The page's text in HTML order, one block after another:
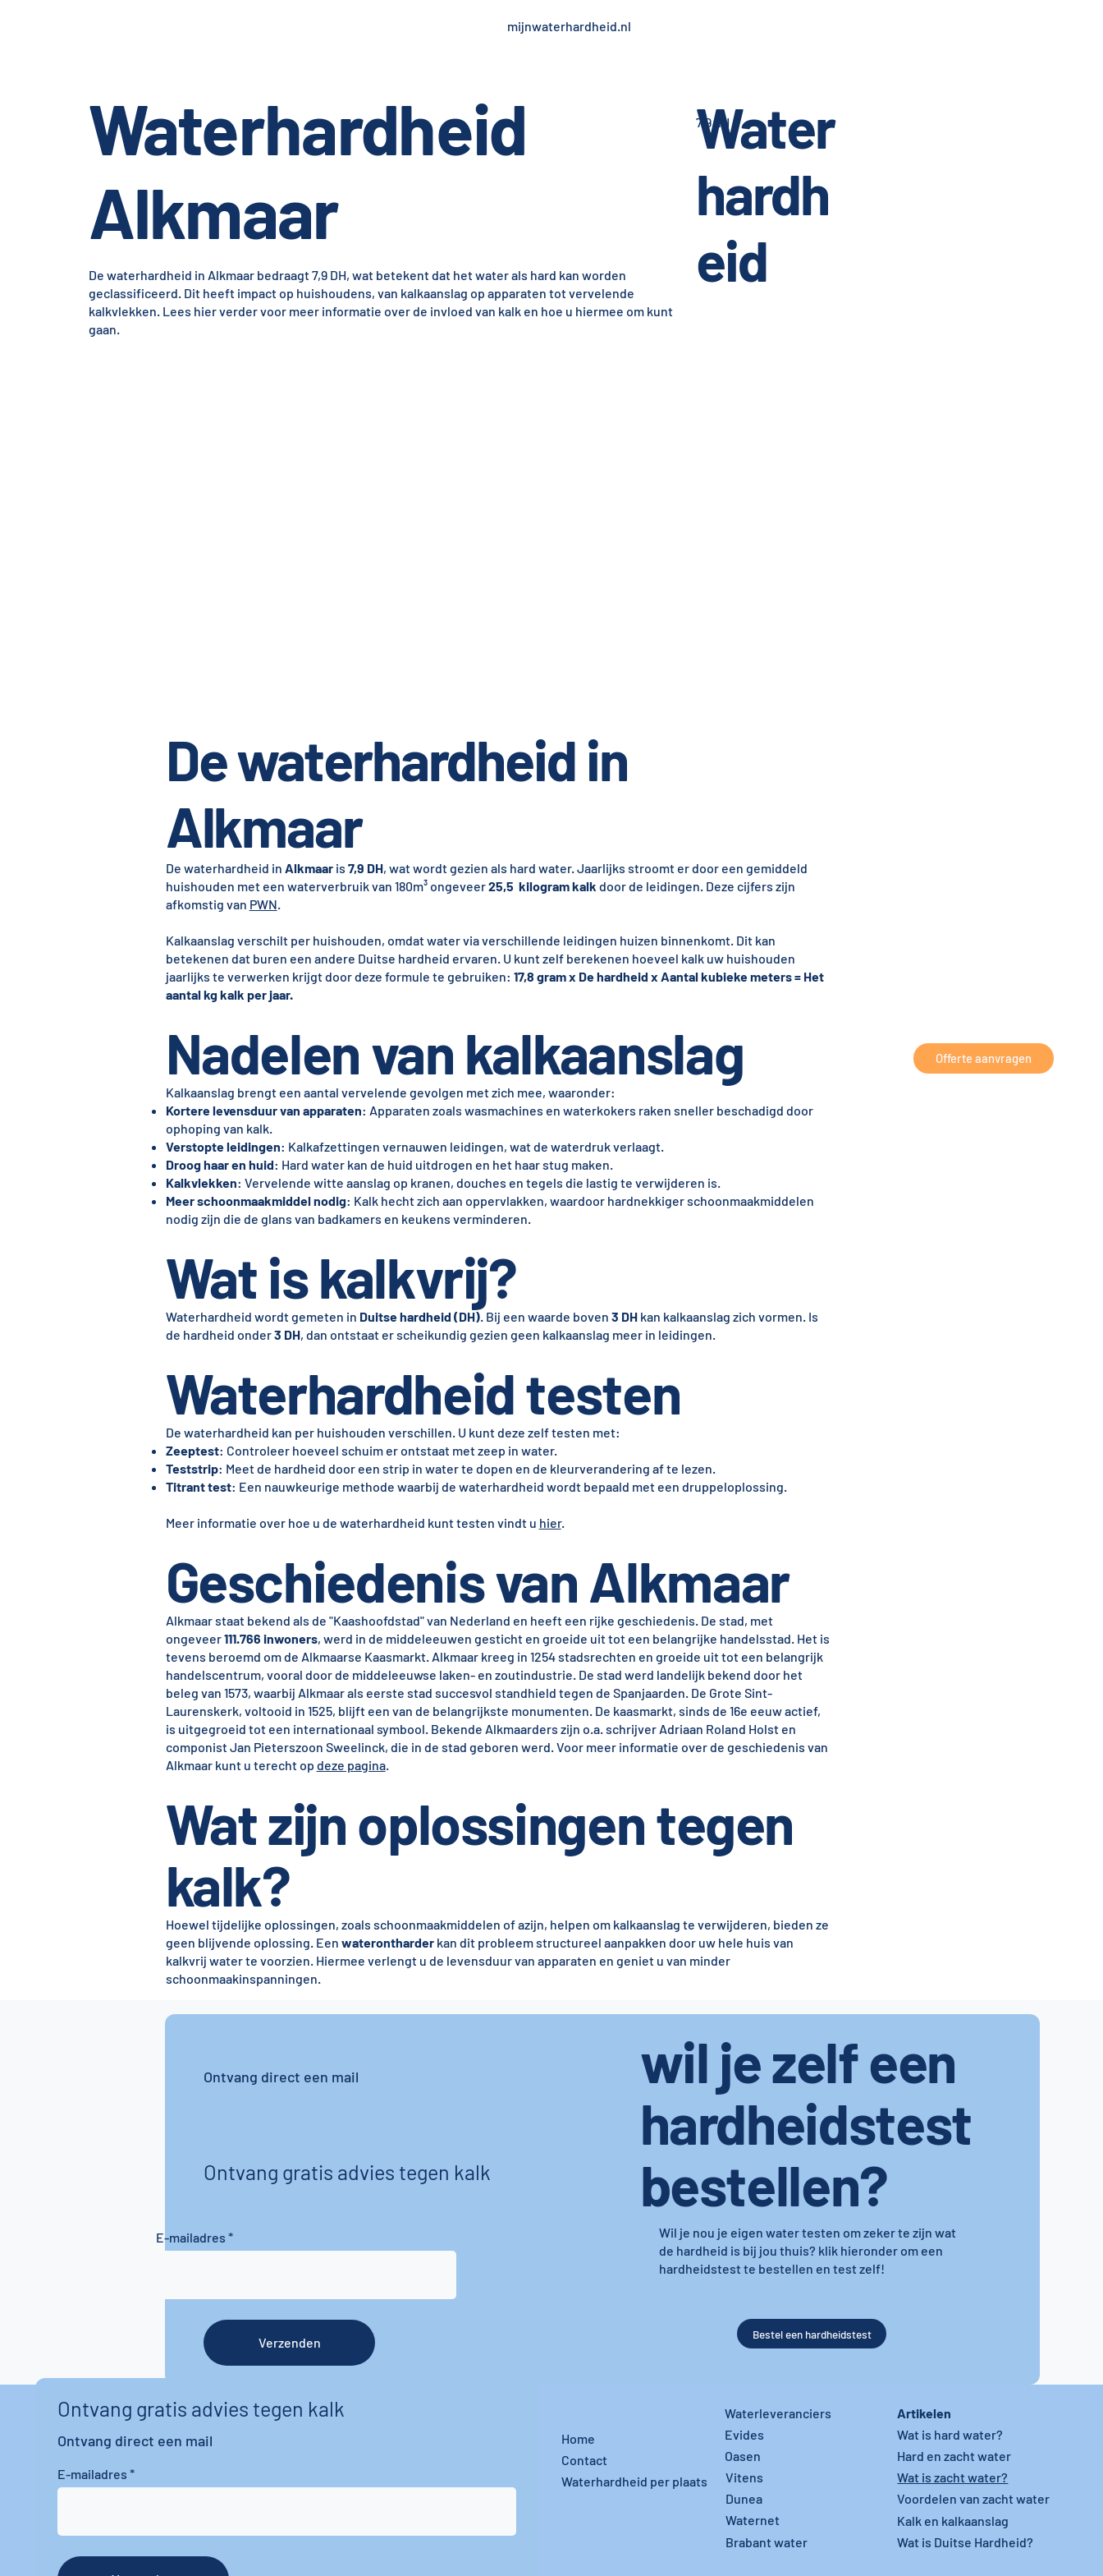
mijnwaterhardheid.nl
Waterhardheid
Alkmaar
De waterhardheid in Alkmaar bedraagt 7,9 DH, wat betekent dat het water als hard kan worden
geclassificeerd. Dit heeft impact op huishoudens, van kalkaanslag op apparaten tot vervelende
kalkvlekken. Lees hier verder voor meer informatie over de invloed van kalk en hoe u hiermee om kunt
gaan.
Water
hardh
eid
7,9 dH
De waterhardheid in
Alkmaar
De waterhardheid in Alkmaaris 7,9 DH, wat wordt gezien als hard water. Jaarlijks stroomt er door een gemiddeld
huishouden met een waterverbruik van 180m³ ongeveer25,5 kilogram kalk door de leidingen. Deze cijfers zijn
afkomstig van PWN.
Kalkaanslag verschilt per huishouden, omdat water via verschillende leidingen huizen binnenkomt. Dit kan
betekenen dat buren een andere Duitse hardheid ervaren. U kunt zelf berekenen hoeveel kalk uw huishouden
jaarlijks te verwerken krijgt door deze formule te gebruiken: 17,8 gram x De hardheid x Aantal kubieke meters = Het
aantal kg kalk per jaar.
Nadelen van kalkaanslag
Kalkaanslag brengt een aantal vervelende gevolgen met zich mee, waaronder:
Kortere levensduur van apparaten: Apparaten zoals wasmachines en waterkokers raken sneller beschadigd door
ophoping van kalk.
Verstopte leidingen: Kalkafzettingen vernauwen leidingen, wat de waterdruk verlaagt.
Droog haar en huid: Hard water kan de huid uitdrogen en het haar stug maken.
Kalkvlekken: Vervelende witte aanslag op kranen, douches en tegels die lastig te verwijderen is.
Meer schoonmaakmiddel nodig: Kalk hecht zich aan oppervlakken, waardoor hardnekkiger schoonmaakmiddelen
nodig zijn die de glans van badkamers en keukens verminderen.
Wat is kalkvrij?
Waterhardheid wordt gemeten in Duitse hardheid (DH). Bij een waarde boven 3 DHkan kalkaanslag zich vormen. Is
de hardheid onder3 DH, dan ontstaat er scheikundig gezien geen kalkaanslag meer in leidingen.
Waterhardheid testen
De waterhardheid kan per huishouden verschillen. U kunt deze zelf testen met:
Zeeptest: Controleer hoeveel schuim er ontstaat met zeep in water.
Teststrip: Meet de hardheid door een strip in water te dopen en de kleurverandering af te lezen.
Titrant test: Een nauwkeurige methode waarbij de waterhardheid wordt bepaald met een druppeloplossing.
Meer informatie over hoe u de waterhardheid kunt testen vindt u hier.
Geschiedenis van Alkmaar
Alkmaar staat bekend als de "Kaashoofdstad" van Nederland en heeft een rijke geschiedenis. De stad, met
ongeveer111.766 inwoners, werd in de middeleeuwen gesticht en groeide uit tot een belangrijke handelsstad. Het is
tevens beroemd om de Alkmaarse Kaasmarkt. Alkmaar kreeg in 1254 stadsrechten en groeide uit tot een belangrijk
handelscentrum, vooral door de middeleeuwse laken- en zoutindustrie. De stad werd landelijk bekend door het
beleg van 1573, waarbij Alkmaar als eerste stad succesvol standhield tegen de Spanjaarden. De Grote Sint-
Laurenskerk, voltooid in 1525, blijft een van de belangrijkste monumenten. De kaasmarkt, sinds de 16e eeuw actief,
is uitgegroeid tot een internationaal symbool. Bekende Alkmaarders zijn o.a. schrijver Adriaan Roland Holst en
componist Jan Pieterszoon Sweelinck, die in de stad geboren werd. Voor meer informatie over de geschiedenis van
Alkmaar kunt u terecht op deze pagina.
Wat zijn oplossingen tegen
kalk?
Hoewel tijdelijke oplossingen, zoals schoonmaakmiddelen of azijn, helpen om kalkaanslag te verwijderen, bieden ze
geen blijvende oplossing. Een waterontharderkan dit probleem structureel aanpakken door uw hele huis van
kalkvrij water te voorzien. Hiermee verlengt u de levensduur van apparaten en geniet u van minder
schoonmaakinspanningen.
Offerte aanvragen
Ontvang gratis advies tegen kalk
Ontvang direct een mail
wil je zelf een
hardheidstest
bestellen?
E-mailadres
Wil je nou je eigen water testen om zeker te zijn wat
de hardheid is bij jou thuis? klik hieronder om een
hardheidstest te bestellen en test zelf!
Verzenden
Bestel een hardheidstest
Ontvang gratis advies tegen kalk
Ontvang direct een mail
E-mailadres
Home
Contact
Waterhardheid per plaats
Waterleveranciers
Evides
Oasen
Vitens
Dunea
Waternet
Brabant water
Artikelen
Wat is hard water?
Hard en zacht water
Wat is zacht water?
Voordelen van zacht water
Kalk en kalkaanslag
Wat is Duitse Hardheid?